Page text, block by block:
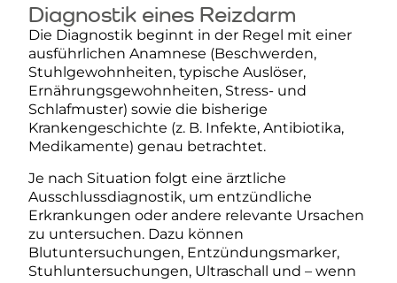
Diagnostik eines Reizdarm
Die Diagnostik beginnt in der Regel mit einer
ausführlichen Anamnese (Beschwerden,
Stuhlgewohnheiten, typische Auslöser,
Ernährungsgewohnheiten, Stress- und
Schlafmuster) sowie die bisherige
Krankengeschichte (z. B. Infekte, Antibiotika,
Medikamente) genau betrachtet.
Je nach Situation folgt eine ärztliche
Ausschlussdiagnostik, um entzündliche
Erkrankungen oder andere relevante Ursachen
zu untersuchen. Dazu können
Blutuntersuchungen, Entzündungsmarker,
Stuhluntersuchungen, Ultraschall und – wenn